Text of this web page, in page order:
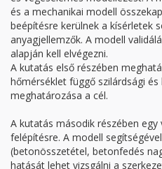
és a mechanikai modell
beépítésre kerülnek a kísérletek
anyagjellemzők. A modell
alapján kell elvégezni.
A kutatás első részében
hőmérséklet függő szilárdsági
meghatározása a cél.
A kutatás második részében
felépítésre. A modell
(betonösszetétel, betonfedés
hatását lehet vizsgálni a